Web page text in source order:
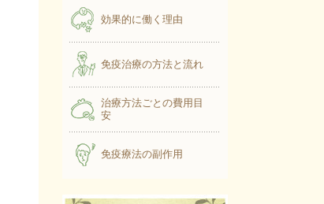
効果的に働く理由
免疫治療の方法と流れ
治療方法ごとの費用目
安
免疫療法の副作用